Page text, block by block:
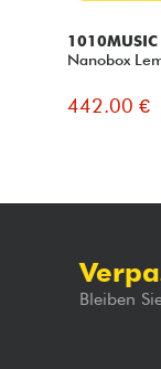
1010MUSIC
Nanobox
442.00 €
Bleiben